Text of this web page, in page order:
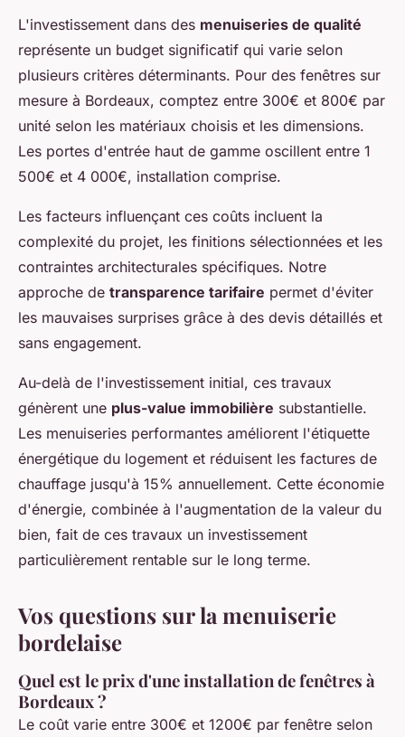
L'investissement dans des menuiseries de qualité
représente un budget significatif qui varie selon
plusieurs critères déterminants. Pour des fenêtres sur
mesure à Bordeaux, comptez entre 300€ et 800€ par
unité selon les matériaux choisis et les dimensions.
Les portes d'entrée haut de gamme oscillent entre 1
500€ et 4 000€, installation comprise.
Les facteurs influençant ces coûts incluent la
complexité du projet, les finitions sélectionnées et les
contraintes architecturales spécifiques. Notre
approche de transparence tarifaire permet d'éviter
les mauvaises surprises grâce à des devis détaillés et
sans engagement.
Au-delà de l'investissement initial, ces travaux
génèrent une plus-value immobilière substantielle.
Les menuiseries performantes améliorent l'étiquette
énergétique du logement et réduisent les factures de
chauffage jusqu'à 15% annuellement. Cette économie
d'énergie, combinée à l'augmentation de la valeur du
bien, fait de ces travaux un investissement
particulièrement rentable sur le long terme.
Vos questions sur la menuiserie
bordelaise
Quel est le prix d'une installation de fenêtres à
Bordeaux ?
Le coût varie entre 300€ et 1200€ par fenêtre selon